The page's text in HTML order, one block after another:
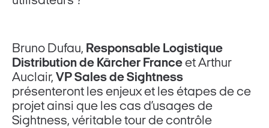
Bruno Dufau, Responsable Logistique
Distribution de Kärcher Franceet Arthur
Auclair,VP Sales de Sightness
présenteront les enjeux et les étapes de ce
projet ainsi que les cas d’usages de
Sightness, véritable tour de contrôle